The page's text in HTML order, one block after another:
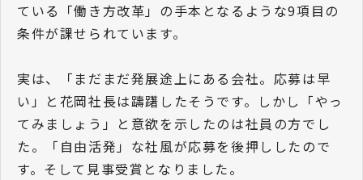
ている「働き方改革」の手本となるような9項目の
条件が課せられています。
実は、「まだまだ発展途上にある会社。応募は早
い」と花岡社長は躊躇したそうです。しかし「やっ
てみましょう」と意欲を示したのは社員の方でし
た。「自由活発」な社風が応募を後押ししたので
す。そして見事受賞となりました。